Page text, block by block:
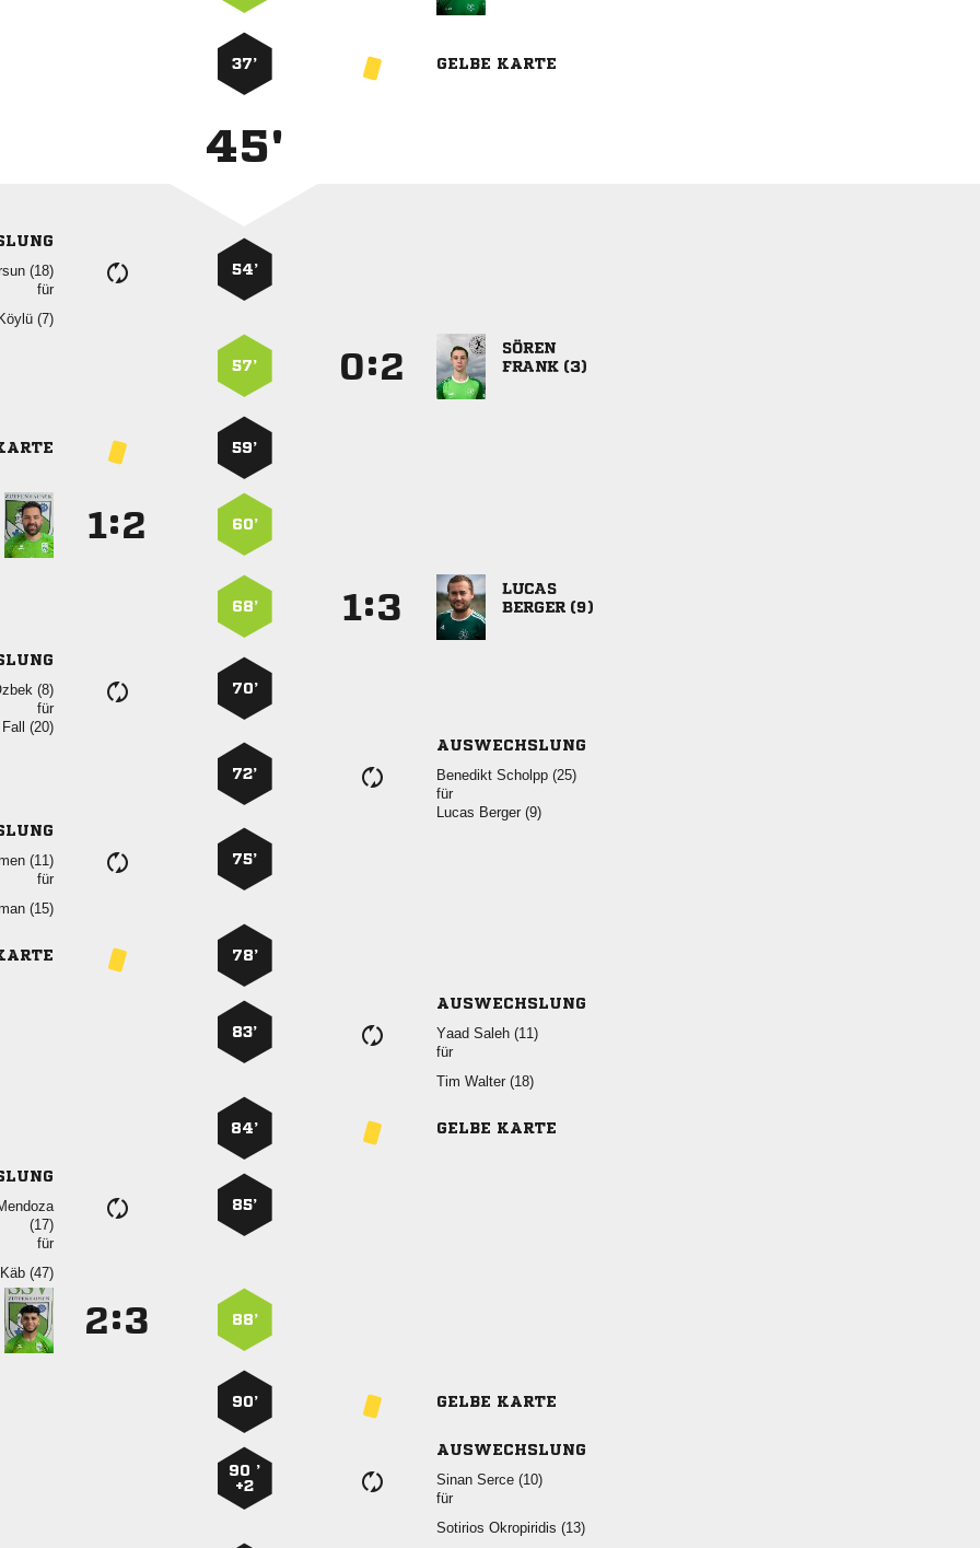
37’ GELBE KARTE
45'

für

54’
57’ :

 
59’
: 60’
68’ :

 

für

70’
72’
AUSWECHSLUNG
  
für
  

für

75’
78’
83’
AUSWECHSLUNG
  
für
  
84’ GELBE KARTE

für

85’
: 88’
90’ GELBE KARTE
90 ’
+2
AUSWECHSLUNG
  
für
  